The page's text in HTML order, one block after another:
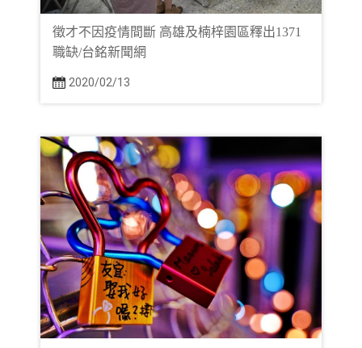
徵才不因疫情間斷 高雄及楠梓園區釋出1371
職缺/台銘新聞網
2020/02/13